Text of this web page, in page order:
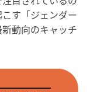
す「ジェンダー
動向のキャッチ